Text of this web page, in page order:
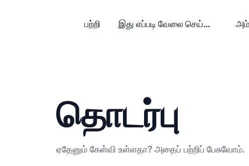
பற்றி இது எப்படி வேலை செய்கிறது?
தொடர்பு
ஏதேனும் கேள்வி உள்ளதா? அதைப் பற்றிப் பேசுவோம்.